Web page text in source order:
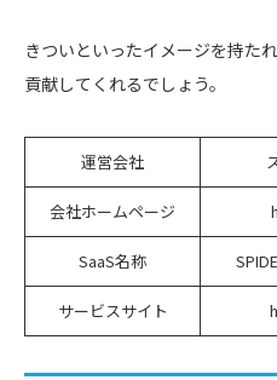
きついといったイメージを持た
貢献してくれるでしょう。
運営会社
会社ホームページ
SaaS名称
サービスサイト